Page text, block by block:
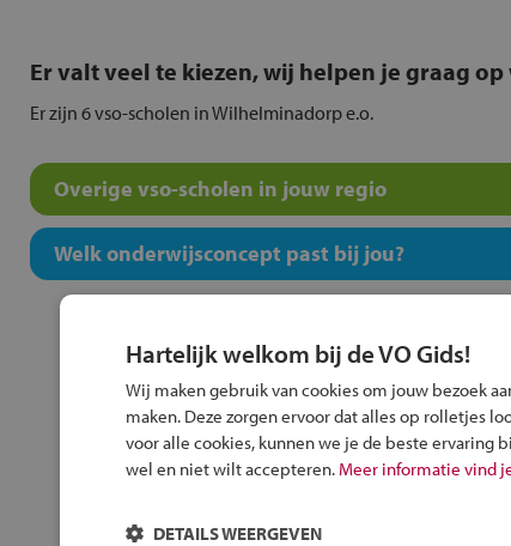
Er valt veel te kiezen, wij helpen je graag op
Er zijn 6 vso-scholen in Wilhelminadorp e.o.
Overige vso-scholen in jouw regio
Welk onderwijsconcept past bij jou?
Alle
Hartelijk welkom bij de VO Gids!
Wij maken gebruik van cookies om jouw bezoek
maken. Deze zorgen ervoor dat alles op rolletjes
voor alle cookies, kunnen we je de beste ervaring
wel en niet wilt accepteren. Meer informatie vind
DETAILS WEERGEVEN